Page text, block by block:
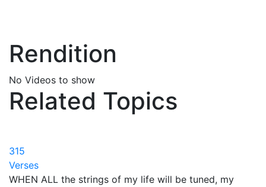
Rendition
No Videos to show
Related Topics
315
Verses
WHEN ALL the strings of my life will be tuned, my